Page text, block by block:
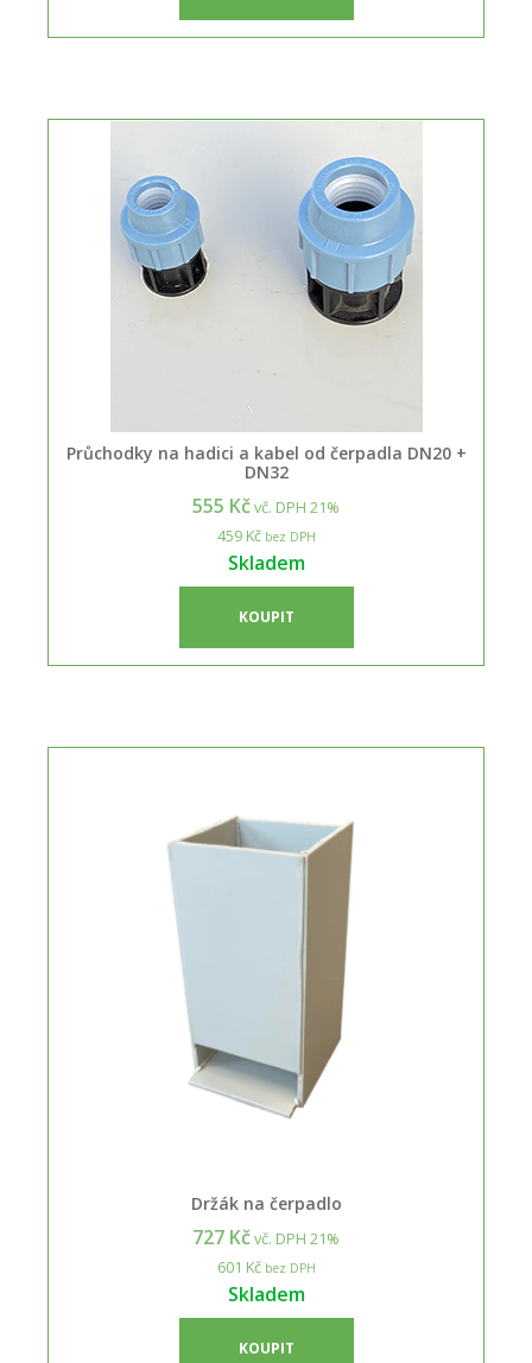
Průchodky na hadici a kabel od čerpadla DN20 +
DN32
555 Kčvč. DPH 21%
459 Kčbez DPH
Skladem
KOUPIT
Držák na čerpadlo
727 Kčvč. DPH 21%
601 Kčbez DPH
Skladem
KOUPIT